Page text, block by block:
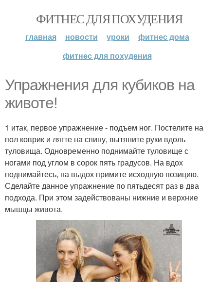
ФИТНЕС ДЛЯ ПОХУДЕНИЯ
главная новости уроки
фитнес дома
фитнес для похудения
Упражнения для кубиков на
животе!
1 итак, первое упражнение - подъем ног. Постелите на
пол коврик и лягте на спину, вытяните руки вдоль
туловища. Одновременно поднимайте туловище с
ногами под углом в сорок пять градусов. На вдох
поднимайтесь, на выдох примите исходную позицию.
Сделайте данное упражнение по пятьдесят раз в два
подхода. При этом задействованы нижние и верхние
мышцы живота.